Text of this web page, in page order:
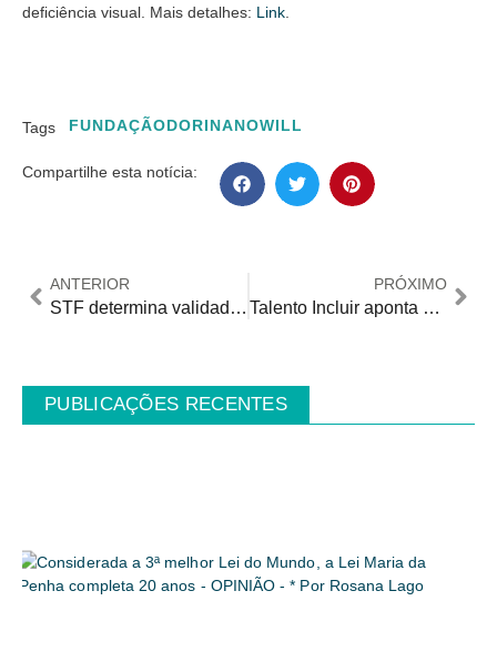
deficiência visual. Mais detalhes: Link
Tags FUNDAÇÃODORINANOWILL
Compartilhe esta notícia:
ANTERIOR
STF determina validade de lei do Piauí que exige etiquetas em braile em roupas
PRÓXIMO
Talento Incluir aponta que cargos de liderança representam menos de 0,5% das vagas preenchidas por pessoas com deficiência
PUBLICAÇÕES RECENTES